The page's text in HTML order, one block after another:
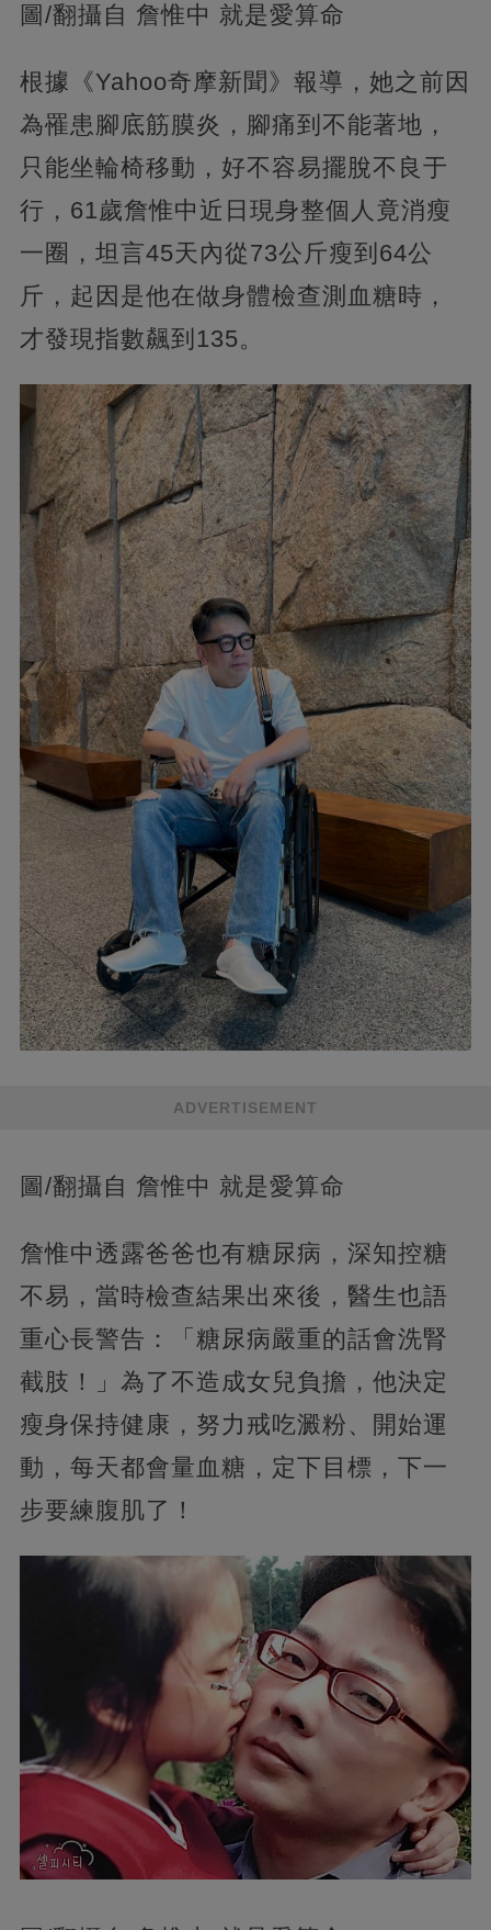
圖/翻攝自 詹惟中 就是愛算命
根據《Yahoo奇摩新聞》報導，她之前因
為罹患腳底筋膜炎，腳痛到不能著地，
只能坐輪椅移動，好不容易擺脫不良于
行，61歲詹惟中近日現身整個人竟消瘦
一圈，坦言45天內從73公斤瘦到64公
斤，起因是他在做身體檢查測血糖時，
才發現指數飆到135。
ADVERTISEMENT
圖/翻攝自 詹惟中 就是愛算命
詹惟中透露爸爸也有糖尿病，深知控糖
不易，當時檢查結果出來後，醫生也語
重心長警告：「糖尿病嚴重的話會洗腎
截肢！」為了不造成女兒負擔，他決定
瘦身保持健康，努力戒吃澱粉、開始運
動，每天都會量血糖，定下目標，下一
步要練腹肌了！